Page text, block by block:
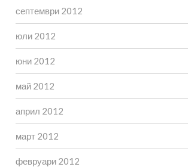
септември 2012
юли 2012
юни 2012
май 2012
април 2012
март 2012
февруари 2012